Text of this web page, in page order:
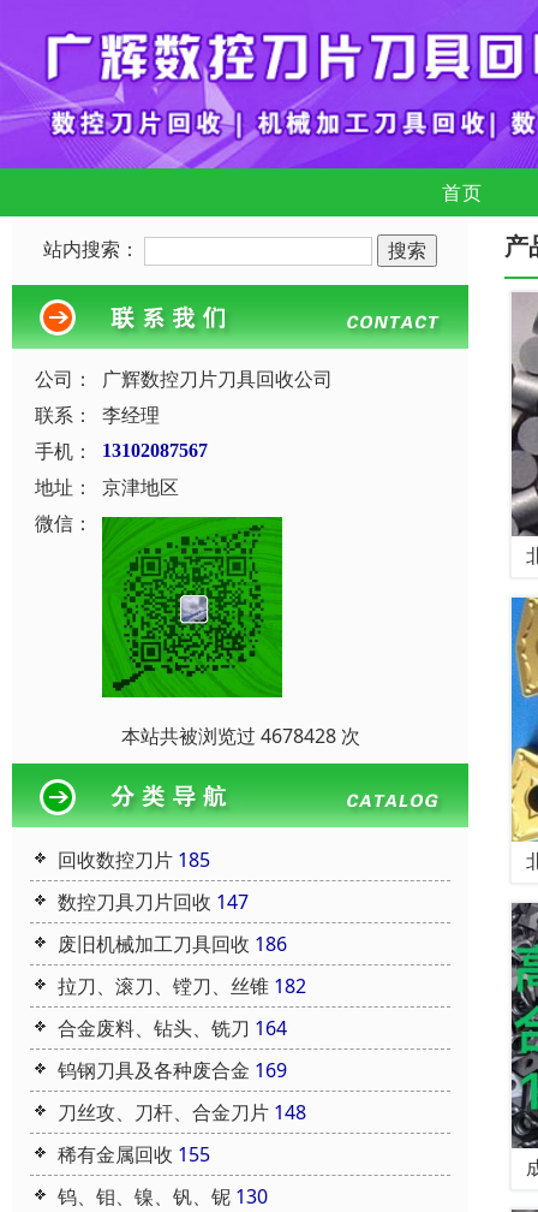
首页
站内搜索：
公司：
广辉数控刀片刀具回收公司
联系：
李经理
手机：
13102087567
地址：
京津地区
微信：
本站共被浏览过 4678428 次
回收数控刀片 185
数控刀具刀片回收 147
废旧机械加工刀具回收 186
拉刀、滚刀、镗刀、丝锥 182
合金废料、钻头、铣刀 164
钨钢刀具及各种废合金 169
刀丝攻、刀杆、合金刀片 148
稀有金属回收 155
钨、钼、镍、钒、铌 130
产